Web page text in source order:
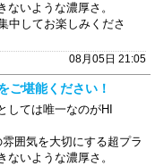
いような濃厚さ。
中してお楽しみくださ
08月05日 21:05
ご堪能ください！
しては唯一なのがHI
囲気を大切にする超プラ
いような濃厚さ。